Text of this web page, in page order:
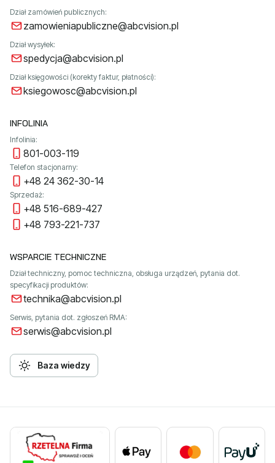
Dział zamówień publicznych:
zamowieniapubliczne@abcvision.pl
Dział wysyłek:
spedycja@abcvision.pl
Dział księgowości (korekty faktur, płatności):
ksiegowosc@abcvision.pl
INFOLINIA
Infolinia:
801-003-119
Telefon stacjonarny:
+48 24 362-30-14
Sprzedaż:
+48 516-689-427
+48 793-221-737
WSPARCIE TECHNICZNE
Dział techniczny, pomoc techniczna, obsługa urządzeń, pytania dot.
specyfikacji produktów:
technika@abcvision.pl
Serwis, pytania dot. zgłoszeń RMA:
serwis@abcvision.pl
Baza wiedzy